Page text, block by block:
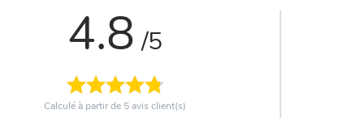
4.8 /5
Calculé à partir de 5 avis client(s)